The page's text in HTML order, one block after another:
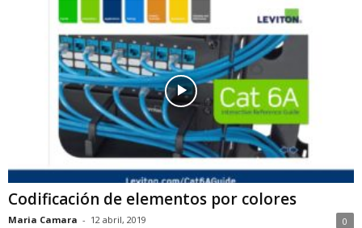
Codificación de elementos por colores
Maria Camara - 12 abril, 2019 0